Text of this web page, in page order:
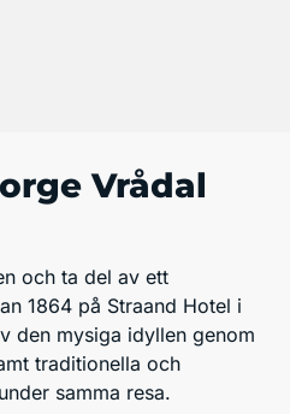
Vrådal
och ta del av ett
1864 på Straand Hotel i
den mysiga idyllen genom
traditionella och
samma resa.